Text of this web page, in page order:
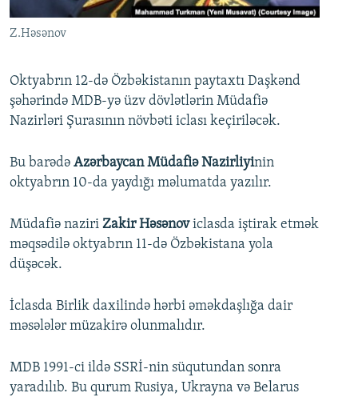
BIZIMLƏ ƏLAQƏ
XƏBƏR BÜLLETENLƏRIMIZ
Z.Həsənov
Oktyabrın 12-də Özbəkistanın paytaxtı Daşkənd
şəhərində MDB-yə üzv dövlətlərin Müdafiə
Nazirləri Şurasının növbəti iclası keçiriləcək.
Bu barədə Azərbaycan Müdafiə Nazirliyinin
oktyabrın 10-da yaydığı məlumatda yazılır.
Müdafiə naziri Zakir Həsənoviclasda iştirak etmək
məqsədilə oktyabrın 11-də Özbəkistana yola
düşəcək.
İclasda Birlik daxilində hərbi əməkdaşlığa dair
məsələlər müzakirə olunmalıdır.
MDB 1991-ci ildə SSRİ-nin süqutundan sonra
yaradılıb. Bu qurum Rusiya, Ukrayna və Belarus